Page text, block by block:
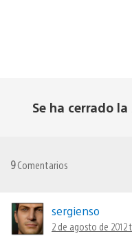
Se ha cerrado
9Comentarios
sergienso
2 de agosto de